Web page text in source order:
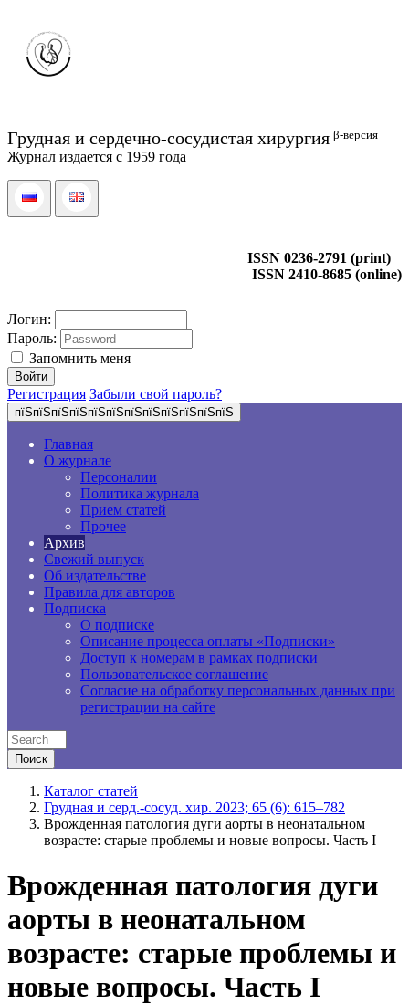
Грудная и сердечно-сосудистая хирургия β-версия
Журнал издается с 1959 года
ISSN 0236-2791 (print)
ISSN 2410-8685 (online)
Логин:
Пароль:
Запомнить меня
Регистрация Забыли свой пароль?
пїЅпїЅпїЅпїЅпїЅпїЅпїЅпїЅпїЅпїЅпїЅпїЅ
Главная
О журнале
Персоналии
Политика журнала
Прием статей
Прочее
Архив
Свежий выпуск
Об издательстве
Правила для авторов
Подписка
О подписке
Описание процесса оплаты «Подписки»
Доступ к номерам в рамках подписки
Пользовательское соглашение
Согласие на обработку персональных данных при
регистрации на сайте
Каталог статей
Грудная и серд.-сосуд. хир. 2023; 65 (6): 615–782
Врожденная патология дуги аорты в неонатальном
возрасте: старые проблемы и новые вопросы. Часть I
Врожденная патология дуги
аорты в неонатальном
возрасте: старые проблемы и
новые вопросы. Часть I